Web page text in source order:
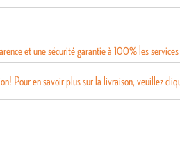
et une sécurité garantie à 100% les
Pour en savoir plus sur la livraison, veuillez